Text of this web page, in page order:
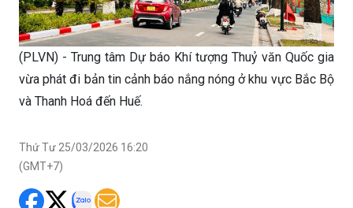
(PLVN) - Trung tâm Dự báo Khí tượng Thuỷ văn Quốc gia
vừa phát đi bản tin cảnh báo nắng nóng ở khu vực Bắc Bộ
và Thanh Hoá đến Huế.
Thứ Tư 25/03/2026 16:20
(GMT+7)